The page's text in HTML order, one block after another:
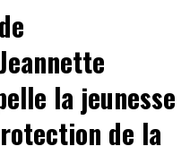
la jeunesse
de la